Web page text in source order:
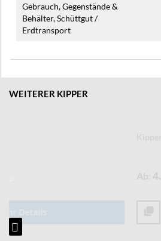
Gebrauch, Gegenstände &
Behälter, Schüttgut /
Erdtransport
WEITERER KIPPER